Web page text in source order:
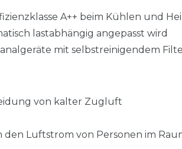
A++ beim Kühlen und
lastabhängig angepasst wird
mit selbstreinigendem
von kalter Zugluft
Luftstrom von Personen im